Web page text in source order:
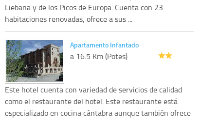
Liebana y de los Picos de Europa. Cuenta con 23
habitaciones renovadas, ofrece a sus ...
Apartamento Infantado
a 16.5 Km (Potes)
Este hotel cuenta con variedad de servicios de calidad
como el restaurante del hotel. Este restaurante está
especializado en cocina cántabra aunque también ofrece